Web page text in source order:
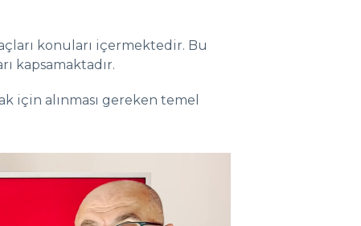
konuları içermektedir. Bu
kapsamaktadır.
için alınması gereken temel